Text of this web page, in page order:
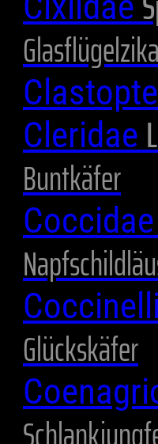
Cleridae
Buntkäfer
Glückskäfer